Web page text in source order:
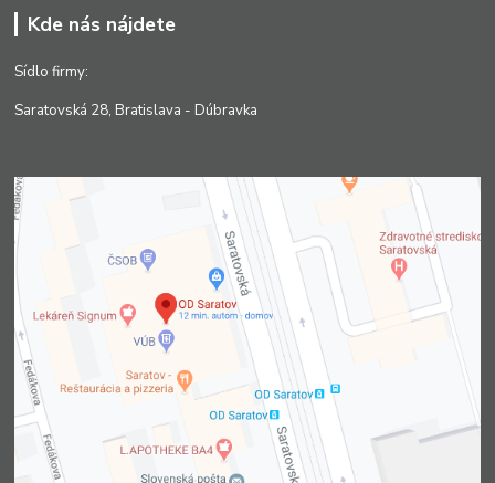
Kde nás nájdete
Sídlo firmy:
Saratovská 28, Bratislava - Dúbravka